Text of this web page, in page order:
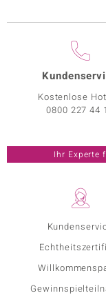
Kostenlose
0800 227 44
Ihr Experte